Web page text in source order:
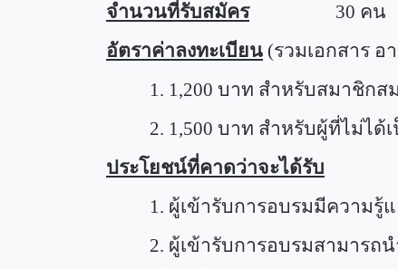
จำนวนที่รับสมัคร
30 คน
อัตราค่าลงทะเบียน (รวมเอกสาร อ
1. 1,200 บาท สำหรับสมาชิกส
2. 1,500 บาท สำหรับผู้ที่ไม่ได้
ประโยชน์ที่คาดว่าจะได้รับ
1. ผู้เข้ารับการอบรมมีความรู้
2. ผู้เข้ารับการอบรมสามารถ